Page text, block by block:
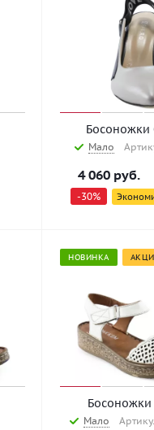
Мало
4 060 руб.
-30%
НОВИНКА
Босоножки
Мало